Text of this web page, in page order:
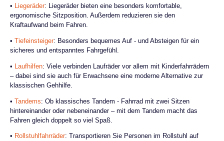
• Liegeräder: Liegeräder bieten eine besonders komfortable,
ergonomische Sitzposition. Außerdem reduzieren sie den
Kraftaufwand beim Fahren.
• Tiefeinsteiger: Besonders bequemes Auf - und Absteigen für ein
sicheres und entspanntes Fahrgefühl.
• Laufhilfen: Viele verbinden Laufräder vor allem mit Kinderfahrrädern
– dabei sind sie auch für Erwachsene eine moderne Alternative zur
klassischen Gehhilfe.
• Tandems: Ob klassisches Tandem - Fahrrad mit zwei Sitzen
hintereinander oder nebeneinander – mit dem Tandem macht das
Fahren gleich doppelt so viel Spaß.
• Rollstuhlfahrräder: Transportieren Sie Personen im Rollstuhl auf